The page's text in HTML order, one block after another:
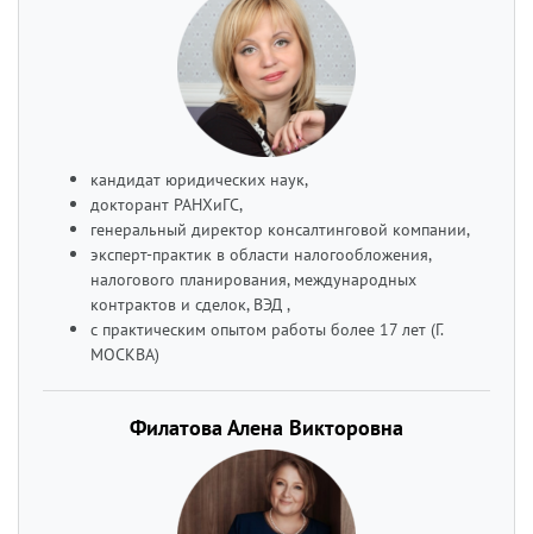
кандидат юридических наук,
докторант РАНХиГС,
генеральный директор консалтинговой компании,
эксперт-практик в области налогообложения,
налогового планирования, международных
контрактов и сделок, ВЭД ,
с практическим опытом работы более 17 лет (Г.
МОСКВА)
Филатова Алена Викторовна